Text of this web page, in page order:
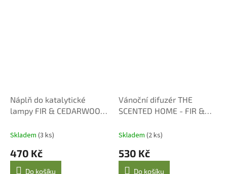
Náplň do katalytické
lampy FIR & CEDARWOOD
Skladem (3 ks)
470 Kč
Do košíku
Vánoční difuzér THE
SCENTED HOME - FIR &
Skladem (2 ks)
530 Kč
Do košíku